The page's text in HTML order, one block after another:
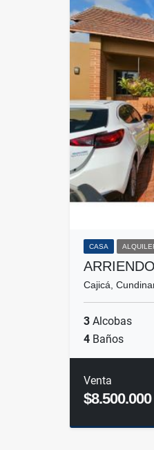
CASA
Cajicá,
3 Alcobas
4 Baños
Venta
$8.500.000